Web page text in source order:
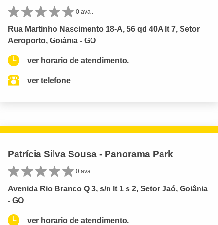
0 aval.
Rua Martinho Nascimento 18-A, 56 qd 40A lt 7, Setor
Aeroporto, Goiânia - GO
ver horario de atendimento.
ver telefone
Patrícia Silva Sousa - Panorama Park
0 aval.
Avenida Rio Branco Q 3, s/n lt 1 s 2, Setor Jaó, Goiânia
- GO
ver horario de atendimento.